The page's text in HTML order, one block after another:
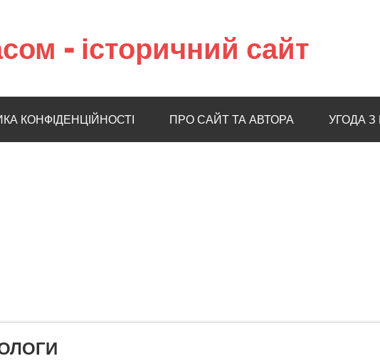
– історичний сайт
КОНФІДЕНЦІЙНОСТІ ПРО САЙТ ТА АВТОРА УГОДА